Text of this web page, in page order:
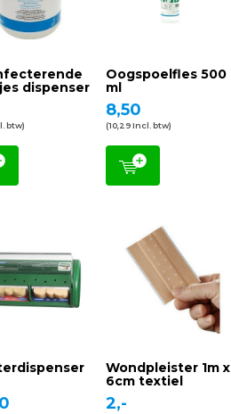
dispenser
btw)
Oogspoelfles 500
ml
8,50
(10,29 Incl. btw)
Wondpleister 1m x
6cm textiel
2,-